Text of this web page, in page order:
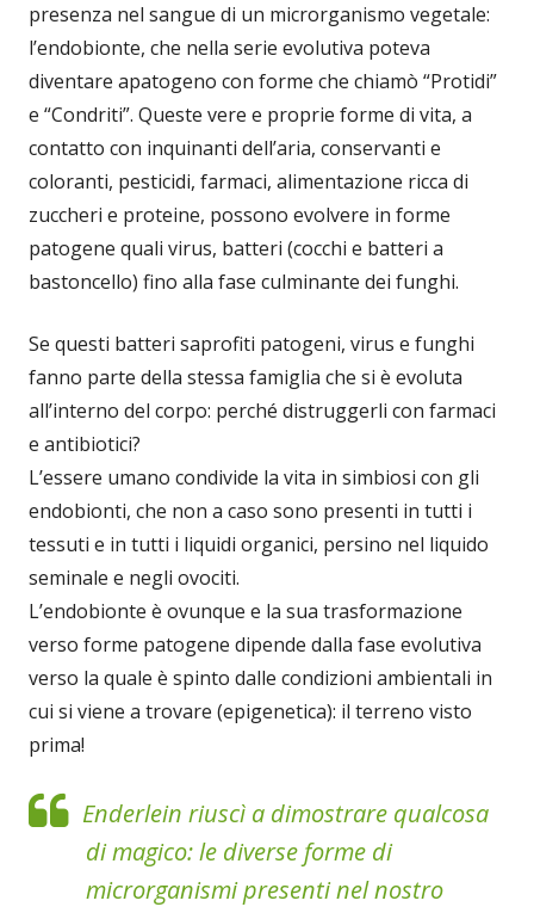
presenza nel sangue di un microrganismo vegetale:
l’endobionte, che nella serie evolutiva poteva
diventare apatogeno con forme che chiamò “Protidi”
e “Condriti”. Queste vere e proprie forme di vita, a
contatto con inquinanti dell’aria, conservanti e
coloranti, pesticidi, farmaci, alimentazione ricca di
zuccheri e proteine, possono evolvere in forme
patogene quali virus, batteri (cocchi e batteri a
bastoncello) fino alla fase culminante dei funghi.
Se questi batteri saprofiti patogeni, virus e funghi
fanno parte della stessa famiglia che si è evoluta
all’interno del corpo: perché distruggerli con farmaci
e antibiotici?
L’essere umano condivide la vita in simbiosi con gli
endobionti, che non a caso sono presenti in tutti i
tessuti e in tutti i liquidi organici, persino nel liquido
seminale e negli ovociti.
L’endobionte è ovunque e la sua trasformazione
verso forme patogene dipende dalla fase evolutiva
verso la quale è spinto dalle condizioni ambientali in
cui si viene a trovare (epigenetica): il terreno visto
prima!
Enderlein riuscì a dimostrare qualcosa
di magico: le diverse forme di
microrganismi presenti nel nostro